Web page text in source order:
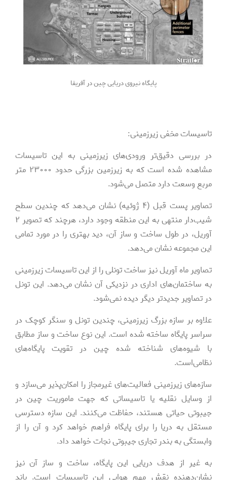
پایگاه نیروی دریایی چین در آفریقا
تاسیسات مخفی زیرزمینی:
در بررسی دقیق‌تر ورودی‌های زیرزمینی به این تاسیسات
مشاهده شده است که به زیرزمین بزرگی حدود ۲۳۰۰۰ متر
مربع وسعت دارد متصل می‌شود.
تصاویر پست قبل (۴ ژوئیه) نشان می‌دهد که چندین سطح
شیب‌دار منتهی به این منطقه وجود دارد، هرچند که تصویر ۲
آوریل، در طول ساخت و ساز آن، دید بهتری را در مورد تمامی
‌این مجموعه نشان می‌دهد.
تصاویر ماه آوریل نیز ساخت تونلی را از این تاسیسات زیرزمینی
به ساختمان‌های اداری در نزدیکی آن نشان می‌دهد. این تونل
در تصاویر جدیدتر دیگر دیده نمی‌شود.
علاوه بر سازه بزرگ زیرزمینی، چندین تونل و سنگر کوچک در
سراسر پایگاه ساخته شده است. این نوع ساخت و ساز مطابق
با شیوه‌های شناخته شده چین در تقویت پایگاه‌های
نظامی‌است.
سازه‌های زیرزمینی فعالیت‌های غیرمجاز را امکان‌پذیر می‌سازد و
از وسایل نقلیه یا تاسیساتی که جهت ماموریت چین در
جیبوتی حیاتی هستند، حفاظت می‌کنند. این سازه دسترسی
مستقل به دریا را برای پایگاه فراهم خواهد کرد و آن را از
وابستگی به بندر تجاری جیبوتی نجات خواهد داد.
به غیر از هدف دریایی این پایگاه، ساخت و ساز آن نیز
نشان‌دهنده نقش مهم هوایی این تاسیسات است. باند